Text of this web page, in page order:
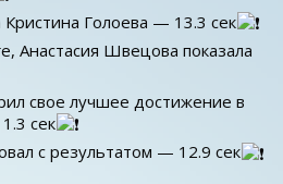
Голоева — 13.3 сек
Анастасия Швецова показала
свое лучшее достижение в
сек
с результатом — 12.9 сек